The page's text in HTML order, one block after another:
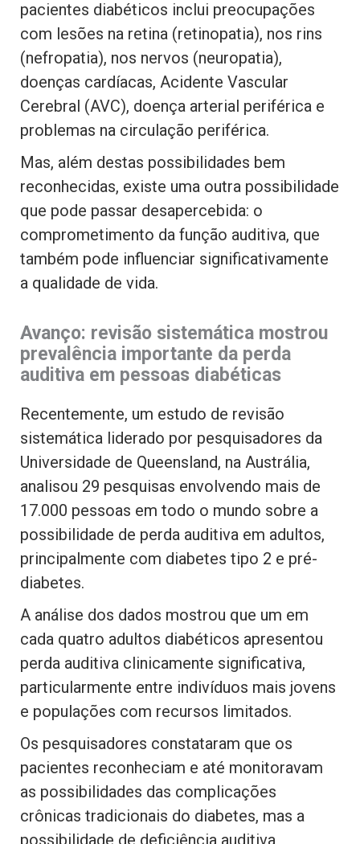
pacientes diabéticos inclui preocupações
com lesões na retina (retinopatia), nos rins
(nefropatia), nos nervos (neuropatia),
doenças cardíacas, Acidente Vascular
Cerebral (AVC), doença arterial periférica e
problemas na circulação periférica.
Mas, além destas possibilidades bem
reconhecidas, existe uma outra possibilidade
que pode passar desapercebida: o
comprometimento da função auditiva, que
também pode influenciar significativamente
a qualidade de vida.
Avanço: revisão sistemática mostrou
prevalência importante da perda
auditiva em pessoas diabéticas
Recentemente, um estudo de revisão
sistemática liderado por pesquisadores da
Universidade de Queensland, na Austrália,
analisou 29 pesquisas envolvendo mais de
17.000 pessoas em todo o mundo sobre a
possibilidade de perda auditiva em adultos,
principalmente com diabetes tipo 2 e pré-
diabetes.
A análise dos dados mostrou que um em
cada quatro adultos diabéticos apresentou
perda auditiva clinicamente significativa,
particularmente entre indivíduos mais jovens
e populações com recursos limitados.
Os pesquisadores constataram que os
pacientes reconheciam e até monitoravam
as possibilidades das complicações
crônicas tradicionais do diabetes, mas a